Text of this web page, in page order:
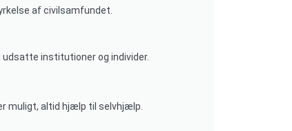
af civilsamfundet.
institutioner og individer.
muligt, altid hjælp til selvhjælp.